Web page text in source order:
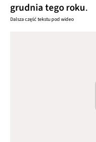
grudnia tego roku.
Dalsza część tekstu pod wideo